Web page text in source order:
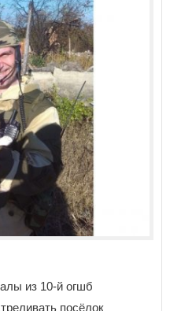
из 10-й огшб
посёлок